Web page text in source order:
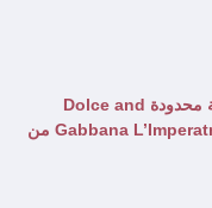
عطر لامبيرتريس نسخة محدودة Dolce and
Gabbana L’Imperatrice Limited Edition من